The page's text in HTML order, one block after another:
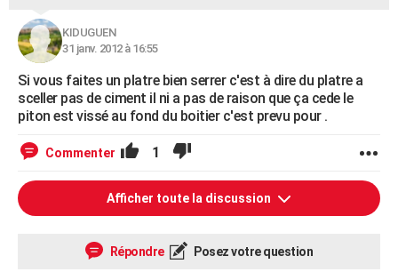
KIDUGUEN
31 janv. 2012 à 16:55
Si vous faites un platre bien serrer c'est à dire du platre a
sceller pas de ciment il ni a pas de raison que ça cede le
piton est vissé au fond du boitier c'est prevu pour .
Commenter 1
Afficher toute la discussion
Répondre Posez votre question